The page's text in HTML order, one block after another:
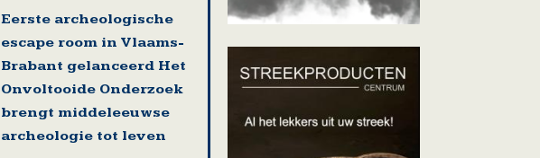
Eerste archeologische
escape room in Vlaams-
Brabant gelanceerd Het
Onvoltooide Onderzoek
brengt middeleeuwse
archeologie tot leven